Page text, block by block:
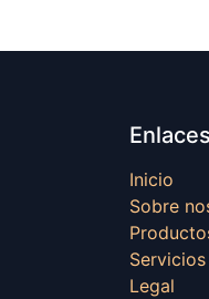
Inicio
Sobre
Servicios
Legal